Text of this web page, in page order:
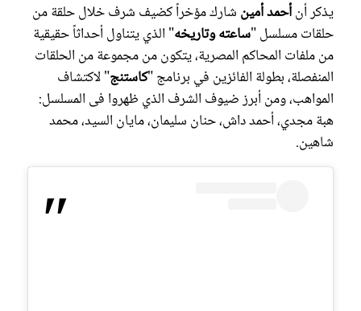
يذكر أنأحمد أمين شارك مؤخراً كضيف شرف خلال حلقة من
حلقات مسلسل "ساعته وتاريخه" الذي يتناول أحداثاً حقيقية
من ملفات المحاكم المصرية، يتكون من مجموعة من الحلقات
المنفصلة، بطولة الفائزين في برنامج "كاستنج" لاكتشاف
المواهب، ومن أبرز ضيوف الشرف الذي ظهروا فى المسلسل:
هبة مجدي، أحمد داش، حنان سليمان، مايان السيد، محمد
شاهين.